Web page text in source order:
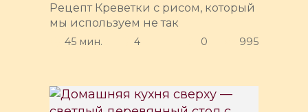
Рецепт Креветки с рисом, который
мы используем не так
45 мин. 4 0 995